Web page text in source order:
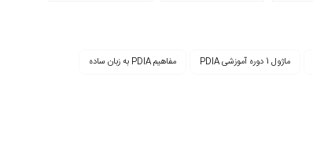
ماژول 1 دوره آموزشی PDIA مفاهیم PDIA به زبان ساده